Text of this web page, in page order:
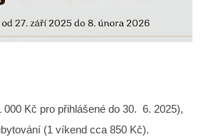
000 Kč pro přihlášené do 30. 6. 2025),
(1 víkend cca 850 Kč).